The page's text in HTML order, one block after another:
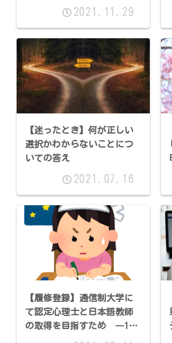
2021.11.29
【迷ったとき】何が正しい
選択かわからないことにつ
いての答え
2021.07.16
【履修登録】通信制大学に
て認定心理士と日本語教師
の取得を目指すため ―1年